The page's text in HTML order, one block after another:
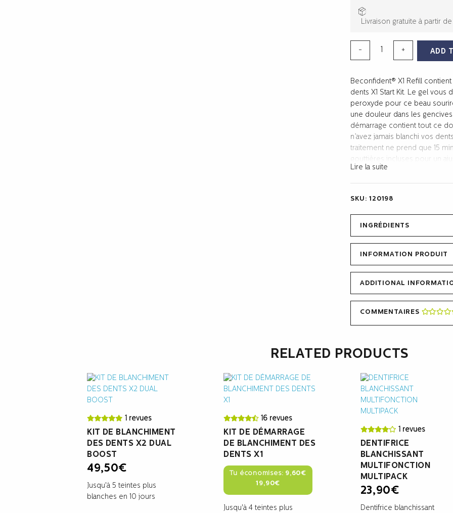
Livraison gratuite à partir
-
RECHARGE
DE
DES
DENTS
X1
quantity
+ ADD
Beconfident® X1 Refill
dents X1 Start Kit. Le gel vous
peroxyde pour ce beau
une douleur dans les
démarrage contient tout ce
n’avez jamais blanchi vos
traitement ne prend que 15
gouttières incluses pour un
profondément enracinés dans
et de bicarbonate de sodium
d’hydrogène, qui peut
douleurs dans les dents, le
Le forfait comprend un gel de
Lire la suite
SKU:120198
INGRÉDIENTS
INFORMATION PRODUIT
ADDITIONAL
COMMENTAIRES
RELATED PRODUCTS
1 revues
KIT DE BLANCHIMENT
DES DENTS X2 DUAL
BOOST
49,50€
Jusqu'à 5 teintes plus
blanches en 10 jours
16 revues
KIT DE DÉMARRAGE
DE BLANCHIMENT DES
DENTS X1
Tu économises: 9,60€
Original
29,50€.
19,90€
19,90€.
Jusqu'à 4 teintes plus
1 revues
DENTIFRICE
BLANCHISSANT
MULTIFONCTION
MULTIPACK
23,90€
Dentifrice blanchissant